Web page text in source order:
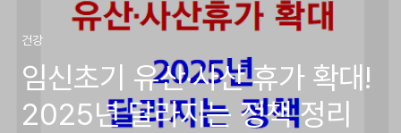
건강
임신초기 유산·사산 휴가 확대!
2025년 달라지는 정책 정리